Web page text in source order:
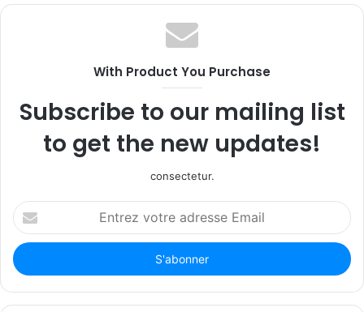
With Product You Purchase
Subscribe to our mailing list
to get the new updates!
consectetur.
Entrez
votre
adresse
Email